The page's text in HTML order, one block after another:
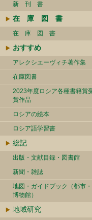
新 刊 書
在 庫 図 書
在 庫 図 書
おすすめ
アレクシエーヴィチ著作集
在庫図書
2023年度ロシア各種書籍賞
賞作品
ロシアの絵本
ロシア語学習書
総記
出版・文献目録・図書館
新聞・雑誌
地図・ガイドブック（都市・
博物館）
地域研究